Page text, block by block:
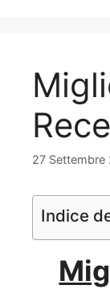
27 Settembre
Indice